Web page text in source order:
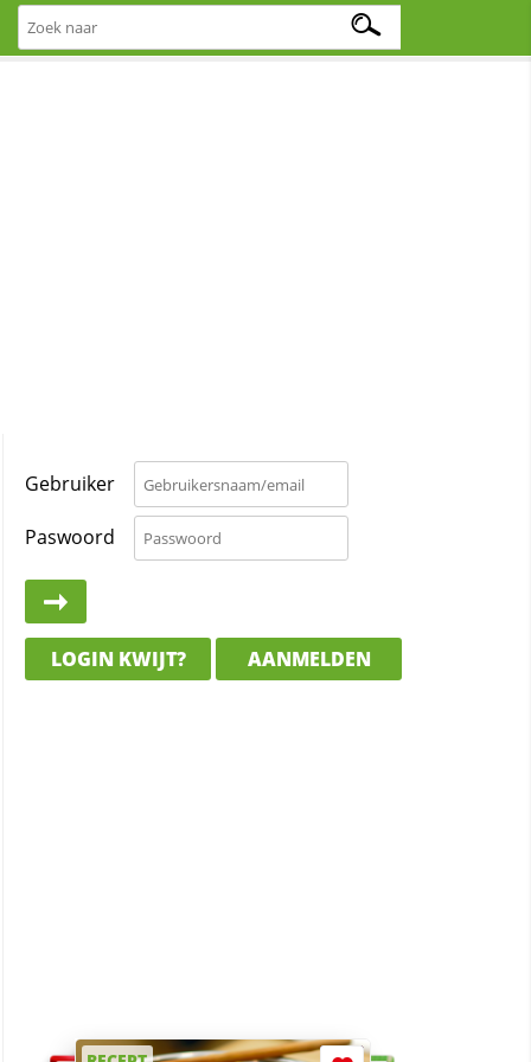
Gebruiker
Paswoord
LOGIN KWIJT? AANMELDEN